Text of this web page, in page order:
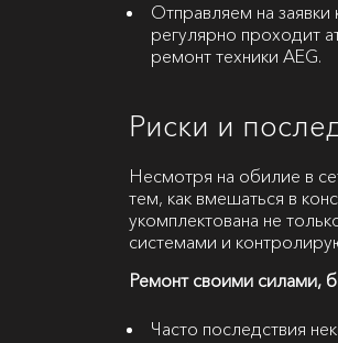
Отправляем на
регулярно проходит
ремонт техники AEG.
Риски и
Несмотря на обилие в
тем, как вмешаться в
укомплектована не
системами и
Ремонт своими силами,
Часто последствия